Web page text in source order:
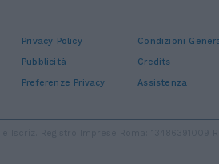
Privacy Policy
Condizioni
Pubblicità
Credits
Preferenze Privacy Assistenza